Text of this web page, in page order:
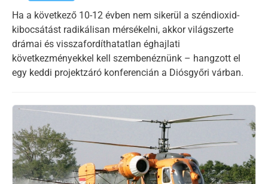
Ha a következő 10-12 évben nem sikerül a széndioxid-
kibocsátást radikálisan mérsékelni, akkor világszerte
drámai és visszafordíthatatlan éghajlati
következményekkel kell szembenéznünk – hangzott el
egy keddi projektzáró konferencián a Diósgyőri várban.